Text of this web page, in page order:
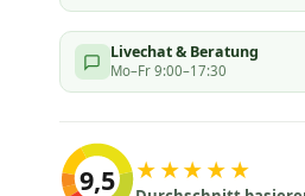
Livechat & Beratung
Mo–Fr 9:00–17:30
9,5 ★★★★★